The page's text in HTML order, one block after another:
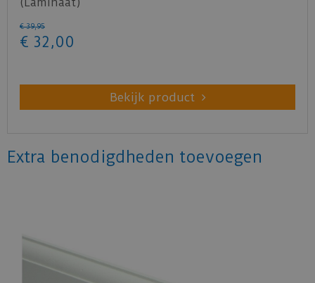
€ 39,95
€ 32 ,00
Bekijk product
Extra benodigdheden toevoegen